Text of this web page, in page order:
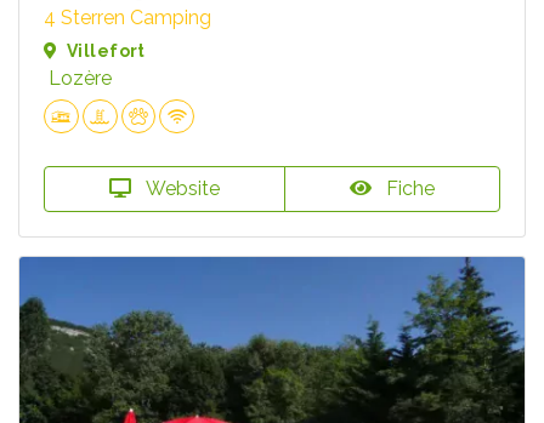
4 Sterren Camping
Villefort
Lozère
Website Fiche